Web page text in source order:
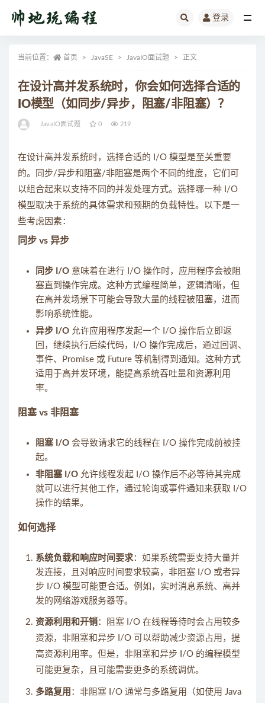
登录
当前位置： 首页 JavaSE JavaIO面试题 正文
在设计高并发系统时，你会如何选择合适的
IO模型（如同步/异步，阻塞/非阻塞）？
JavaIO面试题 0 219
在设计高并发系统时，选择合适的 I/O 模型是至关重要
的。同步/异步和阻塞/非阻塞是两个不同的维度，它们可
以组合起来以支持不同的并发处理方式。选择哪一种 I/O
模型取决于系统的具体需求和预期的负载特性。以下是一
些考虑因素：
同步 vs 异步
同步 I/O 意味着在进行 I/O 操作时，应用程序会被阻
塞直到操作完成。这种方式编程简单，逻辑清晰，但
在高并发场景下可能会导致大量的线程被阻塞，进而
影响系统性能。
异步 I/O 允许应用程序发起一个 I/O 操作后立即返
回，继续执行后续代码，I/O 操作完成后，通过回调、
事件、Promise 或 Future 等机制得到通知。这种方式
适用于高并发环境，能提高系统吞吐量和资源利用
率。
阻塞 vs 非阻塞
阻塞 I/O 会导致请求它的线程在 I/O 操作完成前被挂
起。
非阻塞 I/O 允许线程发起 I/O 操作后不必等待其完成
就可以进行其他工作，通过轮询或事件通知来获取 I/O
操作的结果。
如何选择
系统负载和响应时间要求：如果系统需要支持大量并
发连接，且对响应时间要求较高，非阻塞 I/O 或者异
步 I/O 模型可能更合适。例如，实时消息系统、高并
发的网络游戏服务器等。
资源利用和开销：阻塞 I/O 在线程等待时会占用较多
资源，非阻塞和异步 I/O 可以帮助减少资源占用，提
高资源利用率。但是，非阻塞和异步 I/O 的编程模型
可能更复杂，且可能需要更多的系统调优。
多路复用 ：非阻塞 I/O 通常与多路复用（如使用 Java